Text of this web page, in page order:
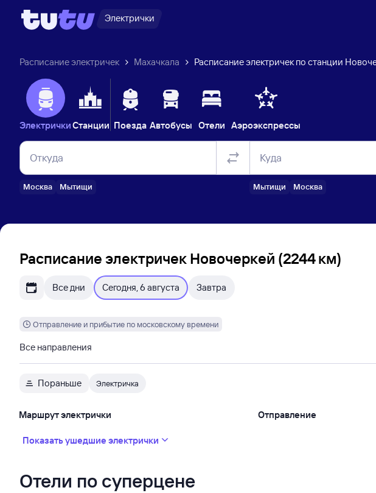
Электрички
Расписание электричек Махачкала Расписание электричек по станции
ЭлектричкиСтанции Поезда Автобусы Отели Аэроэкспрессы
Откуда
Москва Мытищи
Куда
Мытищи Москва
Расписание электричек Новочеркей (2244 км)
Все дни Сегодня, 6 августа Завтра
Отправление и прибытие по московскому времени
Все направления
Пораньше Электричка
Маршрут электрички Отправление
Показать ушедшие электрички
Отели по суперцене